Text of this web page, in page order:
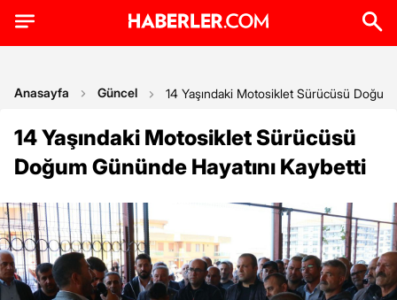
Anasayfa Güncel 14 Yaşındaki Motosiklet Sürücüsü Doğum
14 Yaşındaki Motosiklet Sürücüsü
Doğum Gününde Hayatını Kaybetti